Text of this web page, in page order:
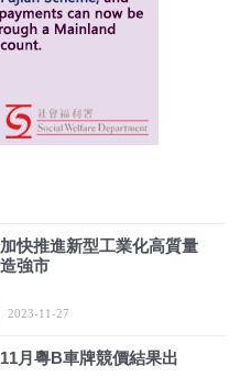
快推進新型工業化高質量
強市
2023-11-27
月粵B車牌競價結果出